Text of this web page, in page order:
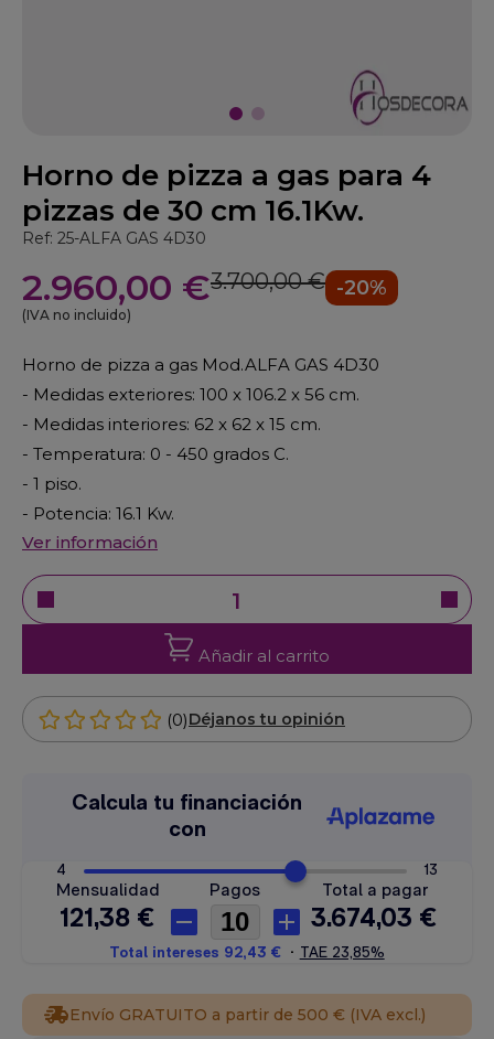
Horno de pizza a gas para 4
pizzas de 30 cm 16.1Kw.
Ref: 25-ALFA GAS 4D30
2.960,00 €3.700,00 € -20%
(IVA no incluido)
Horno de pizza a gas Mod.ALFA GAS 4D30
- Medidas exteriores: 100 x 106.2 x 56 cm.
- Medidas interiores: 62 x 62 x 15 cm.
- Temperatura: 0 - 450 grados C.
- 1 piso.
- Potencia: 16.1 Kw.
Ver información
Añadir al carrito
(0)Déjanos tu opinión
Envío GRATUITO a partir de 500 € (IVA excl.)